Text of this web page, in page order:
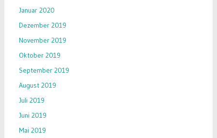
Januar 2020
Dezember 2019
November 2019
Oktober 2019
September 2019
August 2019
Juli 2019
Juni 2019
Mai 2019